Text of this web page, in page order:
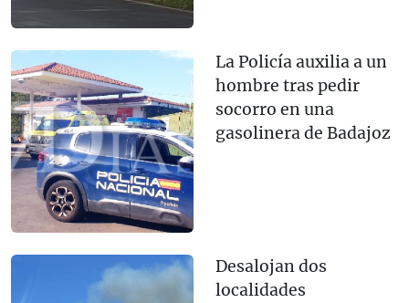
La Policía auxilia a un
hombre tras pedir
socorro en una
gasolinera de Badajoz
Desalojan dos
localidades